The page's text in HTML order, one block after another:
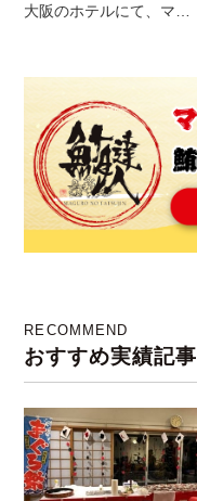
大阪のホテルにて、マグ
RECOMMEND
おすすめ実績記事